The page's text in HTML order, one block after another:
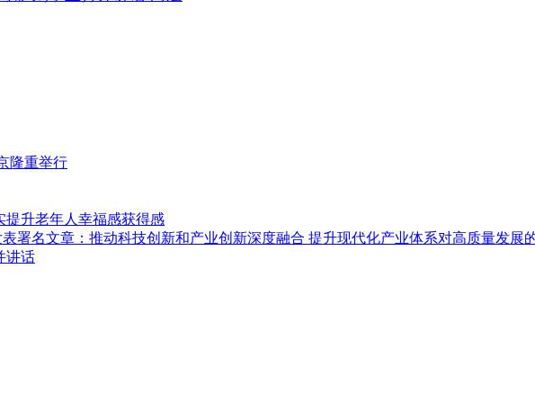
隆重举行
提升老年人幸福感获得感
署名文章：推动科技创新和产业创新深度融合 提升现代化产业体系对高质量发展
讲话